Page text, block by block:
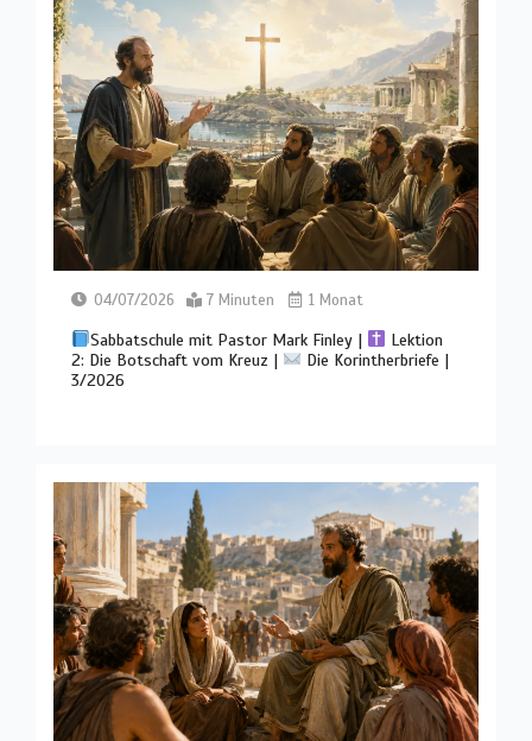
04/07/2026 7 Minuten 1 Monat
Sabbatschule mit Pastor Mark Finley |
Lektion
2: Die Botschaft vom Kreuz |
Die Korintherbriefe |
3/2026